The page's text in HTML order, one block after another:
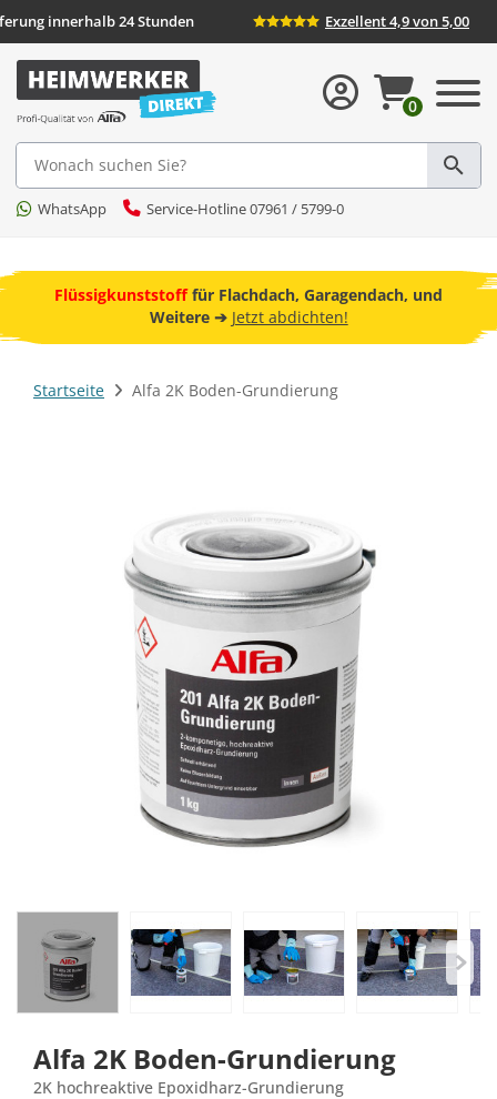
innerhalb 24 Stunden Exzellent 4,9 von 5,00
Suche
WhatsApp Service-Hotline 07961 / 5799-0
0
Flüssigkunststofffür Flachdach, Garagendach, und
Weitere ➔ Jetzt abdichten!
Startseite Alfa 2K Boden-Grundierung
Alfa 2K Boden-Grundierung
2K hochreaktive Epoxidharz-Grundierung